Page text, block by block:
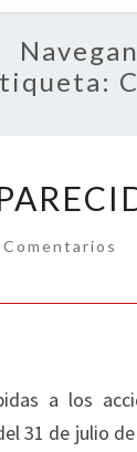
a los
31 de julio